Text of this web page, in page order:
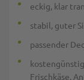
eckig, klar
stabil, guter
passender
Frischkäse,